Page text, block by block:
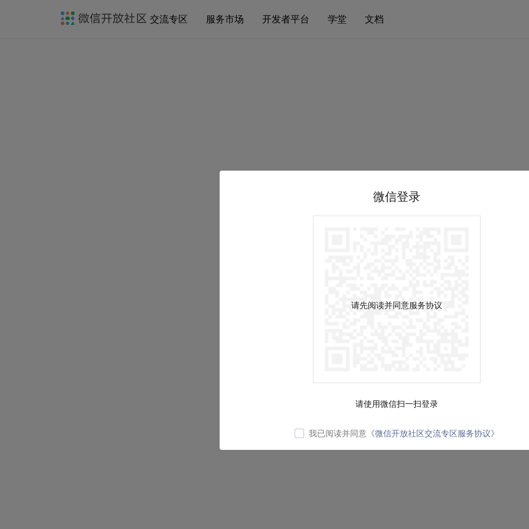
交流专区 服务市场 开发者平台 学堂 文档
微信登录
请先阅读并同意服务协议
请使用微信扫一扫登录
我已阅读并同意 《微信开放社区交流专区服务协议》